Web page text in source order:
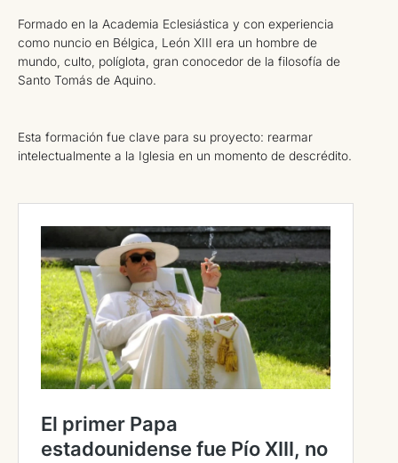
Formado en la Academia Eclesiástica y con experiencia
como nuncio en Bélgica, León XIII era un hombre de
mundo, culto, políglota, gran conocedor de la filosofía de
Santo Tomás de Aquino.
Esta formación fue clave para su proyecto: rearmar
intelectualmente a la Iglesia en un momento de descrédito.